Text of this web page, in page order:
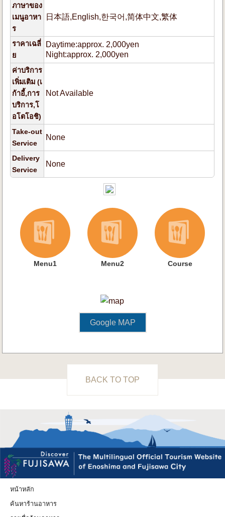
ภาษาของ
เมนูอาหา
ร
日本語,English,한국어,简体中文,繁体
ราคาเฉลี่
ย
Daytime:approx. 2,000yen
Night:approx. 2,000yen
ค่าบริการ
เพิ่มเติม (เ
ก้าอี้,การ
บริการ,โ
อโตโอชิ)
Not Available
Take-out
Service
None
Delivery
Service
None
Menu1 Menu2 Course
Google MAP
BACK TO TOP
หน้าหลัก
ค้นหาร้านอาหาร